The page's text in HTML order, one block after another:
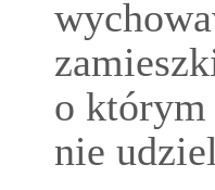
o
nie